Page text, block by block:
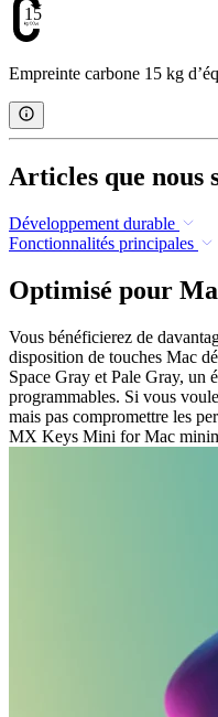
15
Empreinte carbone 15 kg
Articles que nous
Développement durable
Fonctionnalités principales
Optimisé pour
Vous bénéficierez de
disposition de touches Mac
Space Gray et Pale Gray, un
programmables. Si vous
mais pas compromettre les
MX Keys Mini for Mac